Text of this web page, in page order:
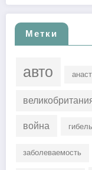
Метки
авто
война гибель
заболеваемость